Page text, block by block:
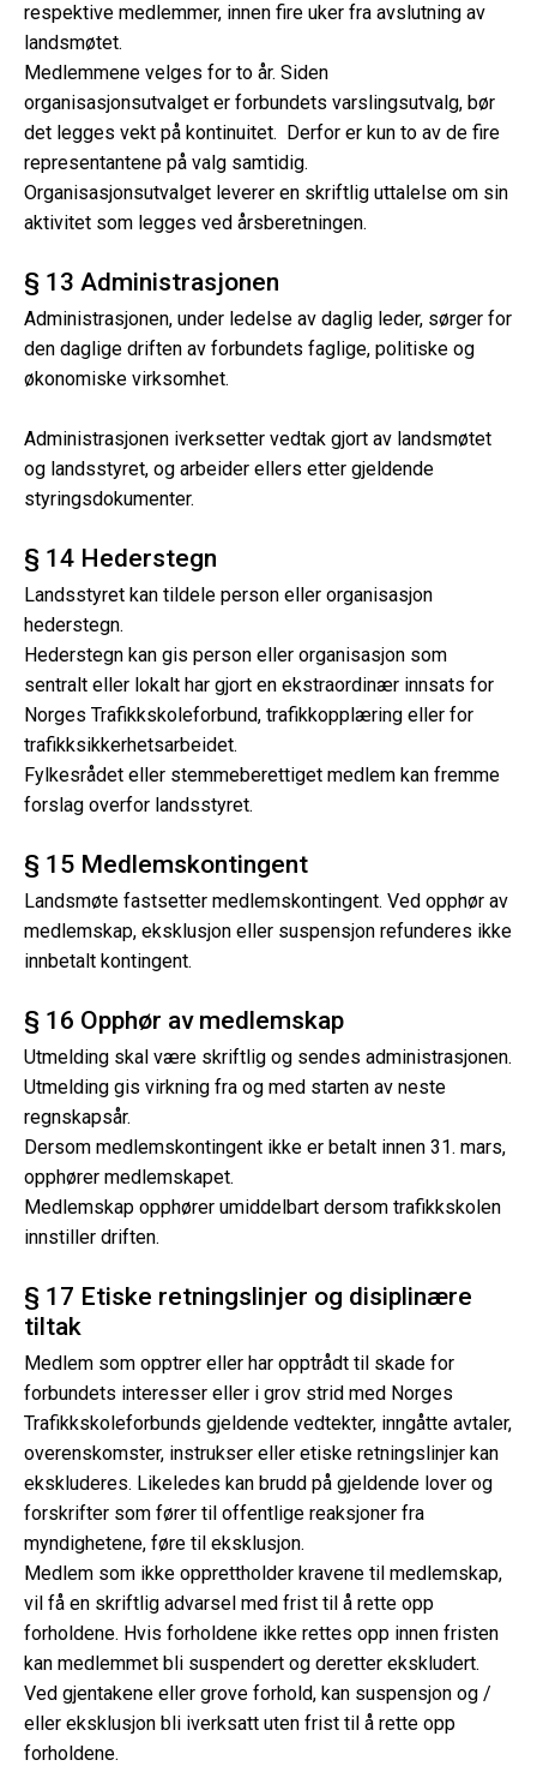
respektive medlemmer, innen fire uker fra avslutning av
landsmøtet.
Medlemmene velges for to år. Siden
organisasjonsutvalget er forbundets varslingsutvalg, bør
det legges vekt på kontinuitet. Derfor er kun to av de fire
representantene på valg samtidig.
Organisasjonsutvalget leverer en skriftlig uttalelse om sin
aktivitet som legges ved årsberetningen.
§ 13 Administrasjonen
Administrasjonen, under ledelse av daglig leder, sørger for
den daglige driften av forbundets faglige, politiske og
økonomiske virksomhet.
Administrasjonen iverksetter vedtak gjort av landsmøtet
og landsstyret, og arbeider ellers etter gjeldende
styringsdokumenter.
§ 14 Hederstegn
Landsstyret kan tildele person eller organisasjon
hederstegn.
Hederstegn kan gis person eller organisasjon som
sentralt eller lokalt har gjort en ekstraordinær innsats for
Norges Trafikkskoleforbund, trafikkopplæring eller for
trafikksikkerhetsarbeidet.
Fylkesrådet eller stemmeberettiget medlem kan fremme
forslag overfor landsstyret.
§ 15 Medlemskontingent
Landsmøte fastsetter medlemskontingent. Ved opphør av
medlemskap, eksklusjon eller suspensjon refunderes ikke
innbetalt kontingent.
§ 16 Opphør av medlemskap
Utmelding skal være skriftlig og sendes administrasjonen.
Utmelding gis virkning fra og med starten av neste
regnskapsår.
Dersom medlemskontingent ikke er betalt innen 31. mars,
opphører medlemskapet.
Medlemskap opphører umiddelbart dersom trafikkskolen
innstiller driften.
§ 17 Etiske retningslinjer og disiplinære
tiltak
Medlem som opptrer eller har opptrådt til skade for
forbundets interesser eller i grov strid med Norges
Trafikkskoleforbunds gjeldende vedtekter, inngåtte avtaler,
overenskomster, instrukser eller etiske retningslinjer kan
ekskluderes. Likeledes kan brudd på gjeldende lover og
forskrifter som fører til offentlige reaksjoner fra
myndighetene, føre til eksklusjon.
Medlem som ikke opprettholder kravene til medlemskap,
vil få en skriftlig advarsel med frist til å rette opp
forholdene. Hvis forholdene ikke rettes opp innen fristen
kan medlemmet bli suspendert og deretter ekskludert.
Ved gjentakene eller grove forhold, kan suspensjon og /
eller eksklusjon bli iverksatt uten frist til å rette opp
forholdene.